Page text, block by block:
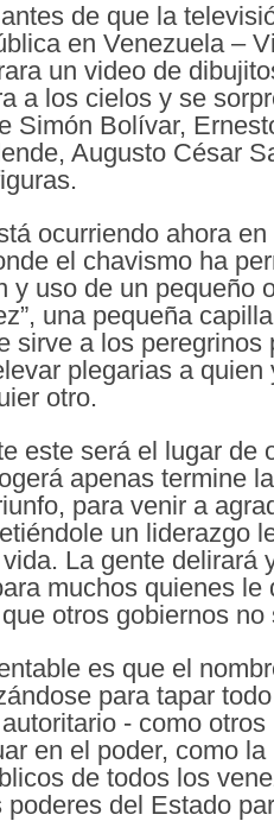
de que la
en Venezuela –
un video de
a los cielos y se
Simón Bolívar,
Augusto César
ocurriendo ahora
el chavismo ha
y uso de un pequeño
una pequeña
sirve a los peregrinos
plegarias a
otro.
este será el lugar de
apenas termine
para venir a
un liderazgo
La gente delirará
muchos quienes le
otros gobiernos no
es que el
para tapar
- como
en el poder, como
de todos los
poderes del Estado